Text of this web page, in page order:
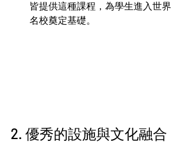
皆提供這種課程，為學生進入世界
名校奠定基礎。
2. 優秀的設施與文化融合